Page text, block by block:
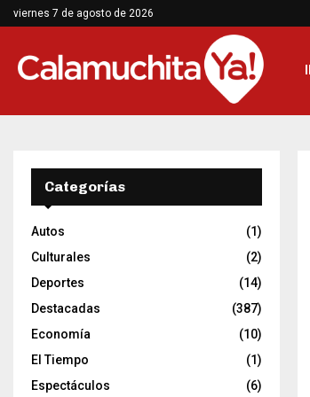
viernes 7 de agosto de 2026
Categorías
Autos
(1)
Culturales
(2)
Deportes
(14)
Destacadas
(387)
Economía
(10)
El Tiempo
(1)
Espectáculos
(6)